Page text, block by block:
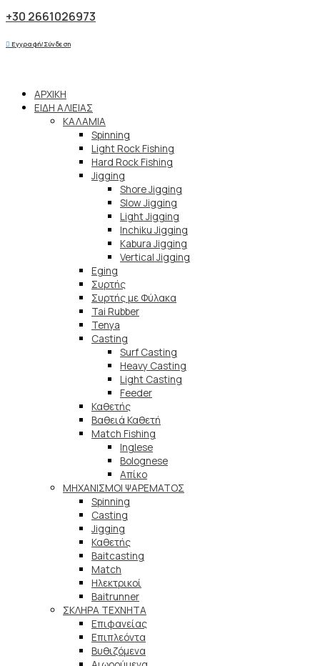
+30 2661026973
Εγγραφή/Σύνδεση
ΑΡΧΙΚΗ
ΕΙΔΗ ΑΛΙΕΙΑΣ
ΚΑΛΑΜΙΑ
Spinning
Light Rock Fishing
Hard Rock Fishing
Jigging
Shore Jigging
Slow Jigging
Light Jigging
Inchiku Jigging
Kabura Jigging
Vertical Jigging
Eging
Συρτής
Συρτής με Φύλακα
Tai Rubber
Tenya
Casting
Surf Casting
Heavy Casting
Light Casting
Feeder
Καθετής
Βαθειά Καθετή
Match Fishing
Inglese
Bolognese
Απίκο
ΜΗΧΑΝΙΣΜΟΙ ΨΑΡΕΜΑΤΟΣ
Spinning
Casting
Jigging
Καθετής
Baitcasting
Match
Ηλεκτρικοί
Baitrunner
ΣΚΛΗΡΑ ΤΕΧΝΗΤΑ
Επιφανείας
Επιπλεόντα
Βυθιζόμενα